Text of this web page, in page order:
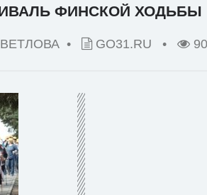
ФИНСКОЙ ХОДЬБЫ
• GO31.RU •